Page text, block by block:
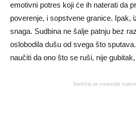
emotivni potres koji će ih naterati da
poverenje, i sopstvene granice. Ipak,
snaga. Sudbina ne šalje patnju bez
oslobodila dušu od svega što
naučiti da ono što se ruši, nije
Sadržaj se nastavlja